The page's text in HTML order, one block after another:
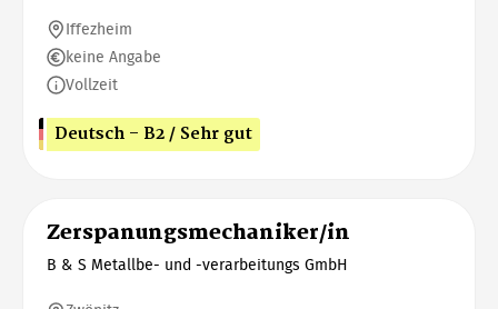
Iffezheim
keine Angabe
Vollzeit
Deutsch - B2 / Sehr gut
Zerspanungsmechaniker/in
B & S Metallbe- und -verarbeitungs GmbH